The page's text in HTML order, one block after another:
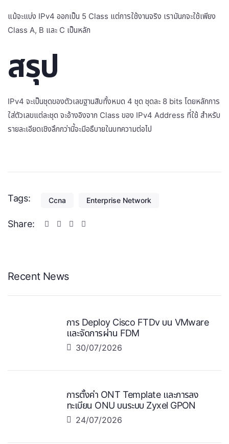
แม้จะแบ่ง IPv4 ออกเป็น 5 Class แต่การใช้งานจริง เรามันกจะใช้เพียง
Class A, B และ C เป็นหลัก
สรุป
IPv4 จะเป็นชุดของตัวเลขฐานสิบทั้งหมด 4 ชุด ชุดละ 8 bits โดยหลักการ
ใส่ตัวเลขแต่ละชุด จะอ้างอิงจาก Class ของ IPv4 Address ที่ใช้ สำหรับ
รายละเอียดเชิงลึกกว่านี้จะมีอธืบายในบทความต่อไป
Tags: Ccna Enterprise Network
Share:
Recent News
การ Deploy Cisco FTDv บน VMware
และจัดการผ่าน FDM
30/07/2026
การตั้งค่า ONT Template และการลง
ทะเบียน ONU บนระบบ Zyxel GPON
24/07/2026